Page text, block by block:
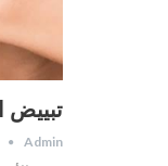
تبييض
Admin